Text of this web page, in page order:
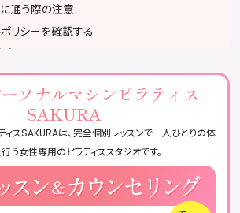
通う際の注意
リシーを確認する
する
ペースで参加する
に関するQ&A
ススタジオまとめ
ソナルマシンピラティス
SAKURA
ィスSAKURAは、完全個別レッスンで一人ひとりの体
う女性専用のピラティススタジオです。